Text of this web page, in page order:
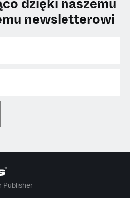
dzięki naszemu
newsletterowi
Publisher